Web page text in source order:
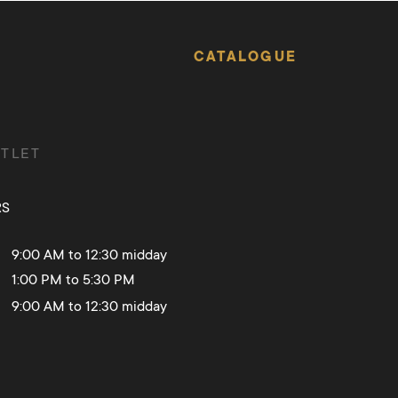
CATALOGUE
9:00 AM to 12:30 midday
1:00 PM to 5:30 PM
9:00 AM to 12:30 midday